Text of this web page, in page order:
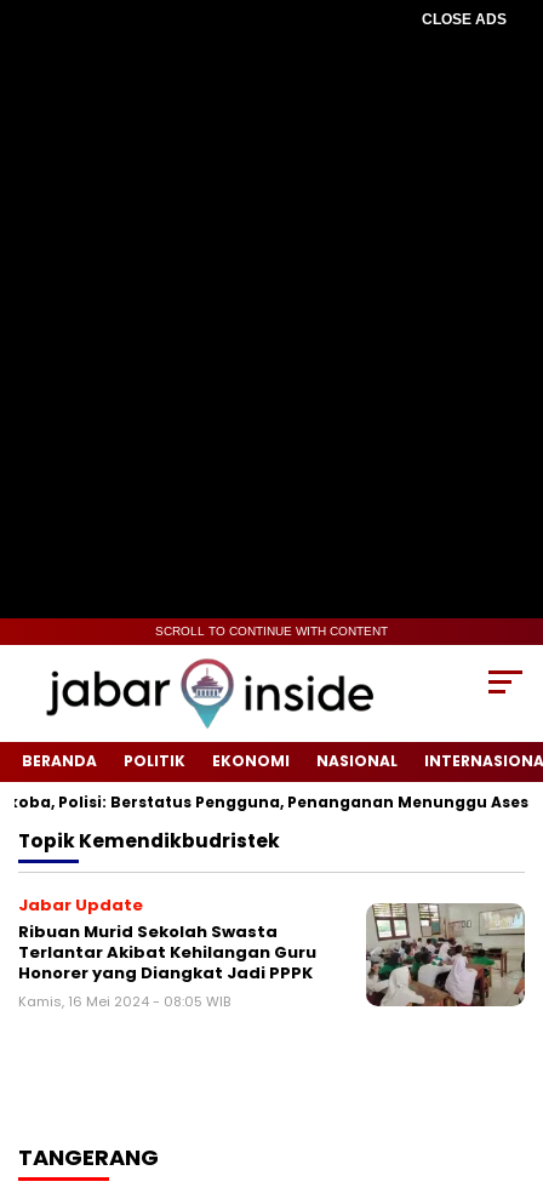
CLOSE ADS
SCROLL TO CONTINUE WITH CONTENT
BERANDA POLITIK EKONOMI NASIONAL
Polisi: Berstatus Pengguna, Penanganan Menunggu
TopikKemendikbudristek
Jabar Update
Ribuan Murid Sekolah Swasta
Terlantar Akibat Kehilangan Guru
Honorer yang Diangkat Jadi PPPK
Kamis, 16 Mei 2024 - 08:05 WIB
TANGERANG